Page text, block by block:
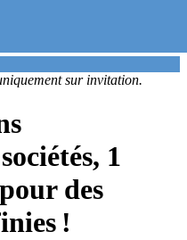
sur invitation.
1
des
!